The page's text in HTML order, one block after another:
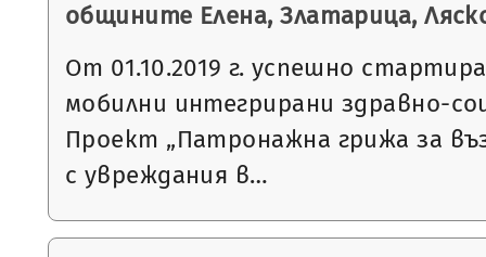
общините Елена, Златарица,
От 01.10.2019 г. успешно
мобилни интегрирани здравно-
Проект „Патронажна грижа за
с увреждания в…